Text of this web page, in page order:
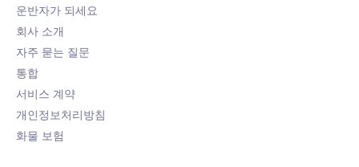
운반자가 되세요
회사 소개
자주 묻는 질문
통합
서비스 계약
개인정보처리방침
화물 보험